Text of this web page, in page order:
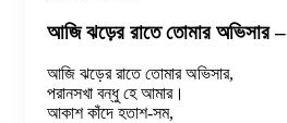
আজি ঝড়ের রাতে তোমার অভিসার –
আজি ঝড়ের রাতে তোমার অভিসার,
পরানসখা বন্ধু হে আমার।
আকাশ কাঁদে হতাশ-সম,